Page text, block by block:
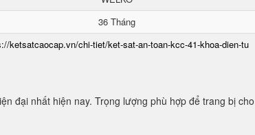
36 Tháng
ketsatcaocap.vn/chi-tiet/ket-sat-an-toan-kcc-41-khoa-dien-tu
đại nhất hiện nay. Trọng lượng phù hợp để trang bị